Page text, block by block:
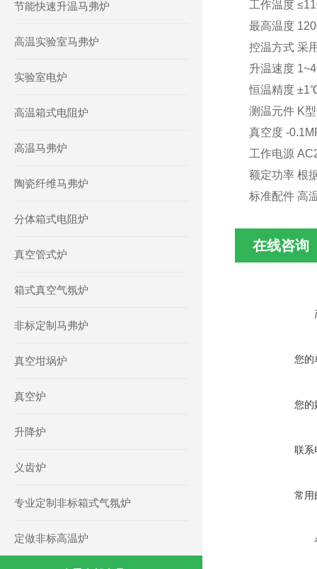
节能快速升温马弗炉
高温实验室马弗炉
实验室电炉
高温箱式电阻炉
高温马弗炉
陶瓷纤维马弗炉
分体箱式电阻炉
真空管式炉
箱式真空气氛炉
非标定制马弗炉
真空坩埚炉
真空炉
升降炉
义齿炉
专业定制非标箱式气氛炉
定做非标高温炉
工作温度
最高温度
控温方式 采
升温速度
恒温精度
测温元件 K
真空度 -
工作电源
额定功率 根
标准配件 高
在线咨询
您的
您的
联系
常用